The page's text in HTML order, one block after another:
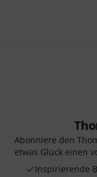
Abonniere den
etwas Glück einen
Inspirierende